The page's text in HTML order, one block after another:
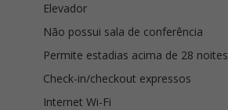
Elevador
Não possui sala de conferência
Permite estadias acima de 28 noites
Check-in/checkout expressos
Internet Wi-Fi